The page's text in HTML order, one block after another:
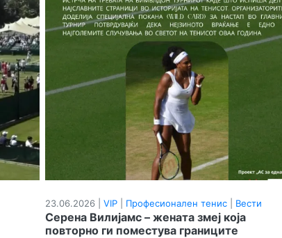
23.06.2026 | VIP| Професионален тенис| Вести
Серена Вилијамс – жената змеј која
повторно ги поместува границите